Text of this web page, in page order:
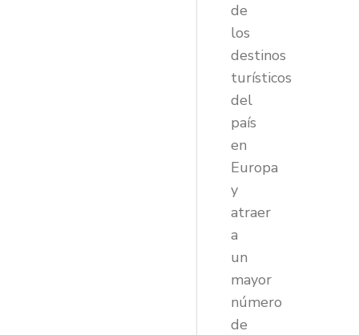
de
los
destinos
turísticos
del
país
en
Europa
y
atraer
a
un
mayor
número
de